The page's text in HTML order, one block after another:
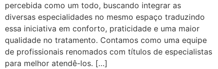
percebida como um todo, buscando integrar as
diversas especialidades no mesmo espaço traduzindo
essa iniciativa em conforto, praticidade e uma maior
qualidade no tratamento. Contamos como uma equipe
de profissionais renomados com títulos de especialistas
para melhor atendê-los. […]